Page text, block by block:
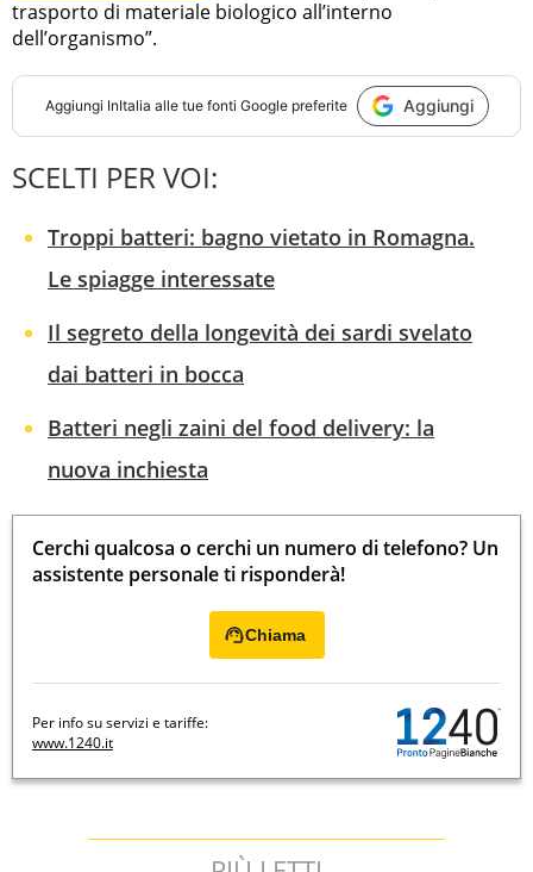
trasporto di materiale biologico all’interno
dell’organismo”.
Aggiungi InItalia alle tue fonti Google preferite Aggiungi
SCELTI PER VOI:
Troppi batteri: bagno vietato in Romagna.
Le spiagge interessate
Il segreto della longevità dei sardi svelato
dai batteri in bocca
Batteri negli zaini del food delivery: la
nuova inchiesta
Cerchi qualcosa o cerchi un numero di telefono? Un
assistente personale ti risponderà!
Chiama
Per info su servizi e tariffe:
www.1240.it